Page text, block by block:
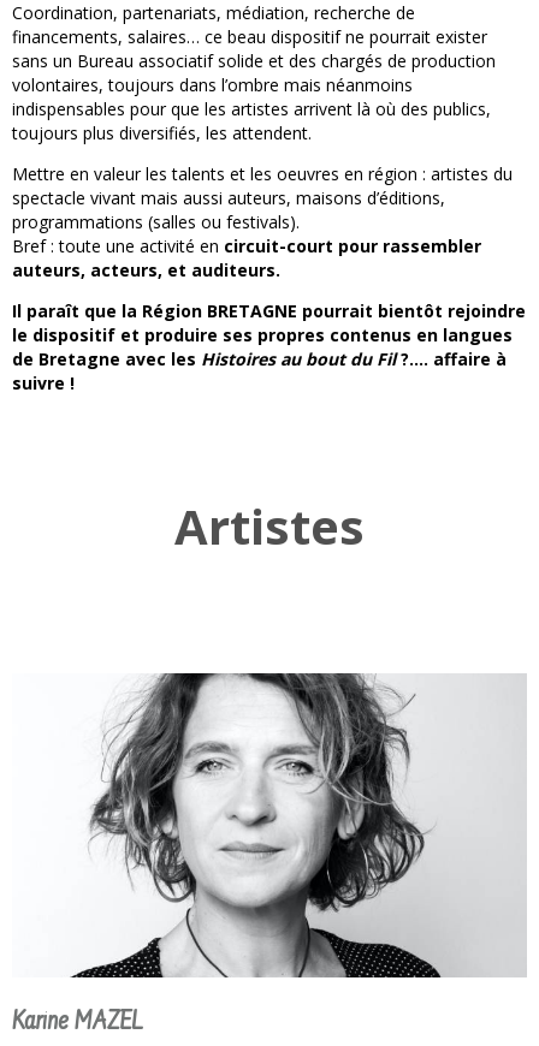
Coordination, partenariats, médiation, recherche de
financements, salaires… ce beau dispositif ne pourrait exister
sans un Bureau associatif solide et des chargés de production
volontaires, toujours dans l’ombre mais néanmoins
indispensables pour que les artistes arrivent là où des publics,
toujours plus diversifiés, les attendent.
Mettre en valeur les talents et les oeuvres en région : artistes du
spectacle vivant mais aussi auteurs, maisons d’éditions,
programmations (salles ou festivals).
Bref : toute une activité en circuit-court pour rassembler
auteurs, acteurs, et auditeurs.
Il paraît que la Région BRETAGNE pourrait bientôt rejoindre
le dispositif et produire ses propres contenus en langues
de Bretagne avec les Histoires au bout du Fil?…. affaire à
suivre !
Artistes
Karine MAZEL